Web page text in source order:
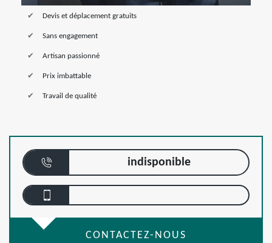
Devis et déplacement gratuits
Sans engagement
Artisan passionné
Prix imbattable
Travail de qualité
indisponible
CONTACTEZ-NOUS